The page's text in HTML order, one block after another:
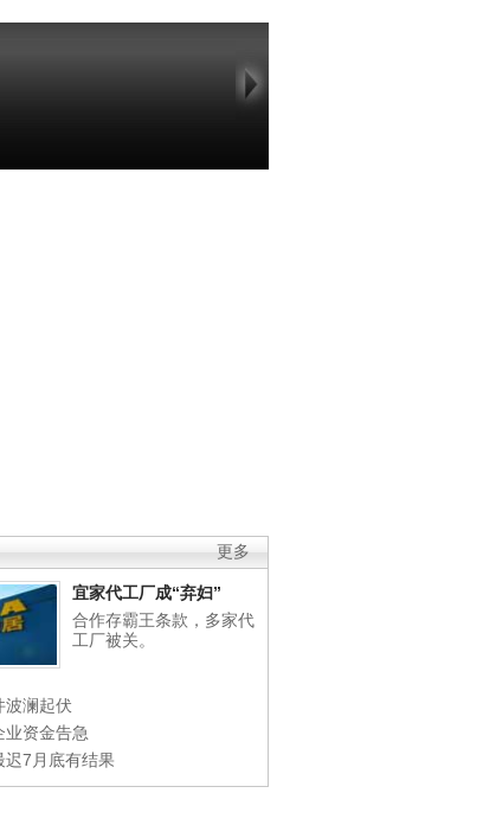
更多
宜家代工厂成“弃妇”
合作存霸王条款，多家代
工厂被关。
波澜起伏
业资金告急
迟7月底有结果